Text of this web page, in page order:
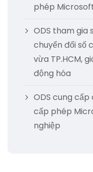
phép
ODS tham gia
chuyển đổi số
vừa TP.HCM,
động hóa
ODS cung cấp
cấp phép
nghiệp